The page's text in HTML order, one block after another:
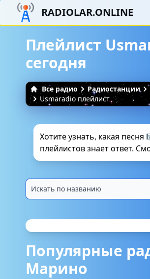
RADIOLAR.ONLINE
Плейлист
сегодня
Все радио Радиостанции
Usmaradio плейлист
Хотите узнать, какая
плейлистов знает ответ.
Популярные
Марино